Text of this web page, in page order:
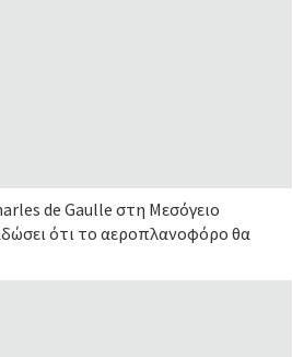
de Gaulle στη Μεσόγειο
ότι το αεροπλανοφόρο θα